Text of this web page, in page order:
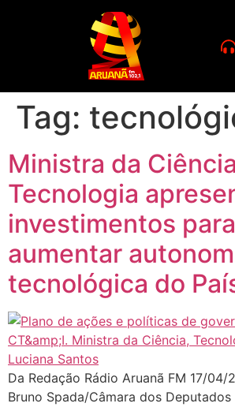
Tag:
Ministra da
Tecnologia
investimentos para
aumentar
tecnológica do
Da Redação Rádio Aruanã FM 17/04/
Bruno Spada/Câmara dos